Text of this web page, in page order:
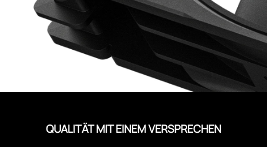
QUALITÄT MIT EINEM VERSPRECHEN